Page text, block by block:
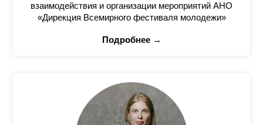
взаимодействия и организации мероприятий АНО
«Дирекция Всемирного фестиваля молодежи»
Подробнее →